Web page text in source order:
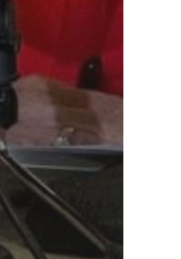
Castilla-La
Toledo
Ciudad Real
Sanidad